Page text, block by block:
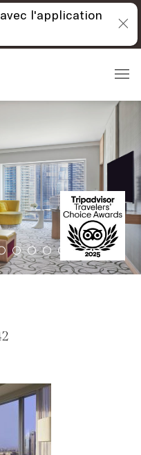
l'application